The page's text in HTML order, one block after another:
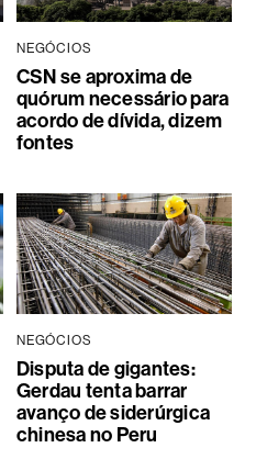
NEGÓCIOS
CSN se aproxima de
quórum necessário para
acordo de dívida, dizem
fontes
NEGÓCIOS
Disputa de gigantes:
Gerdau tenta barrar
avanço de siderúrgica
chinesa no Peru